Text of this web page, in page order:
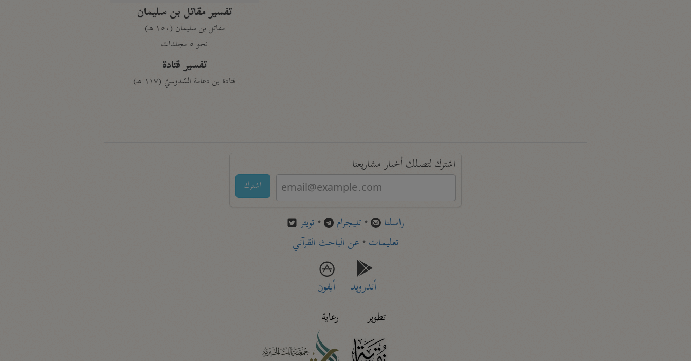
تفسير مقاتل بن سليمان
مقاتل بن سليمان (١٥٠ هـ)
نحو ٥ مجلدات
تفسير قتادة
قتادة بن دعامة السّدوسيّ (١١٧ هـ)
اشترك لتصلك أخبار مشاريعنا
اشترك
راسلنا • تليجرام • تويتر
تعليمات• عن الباحث القرآني
أندرويد
أيفون
تطوير
رعاية